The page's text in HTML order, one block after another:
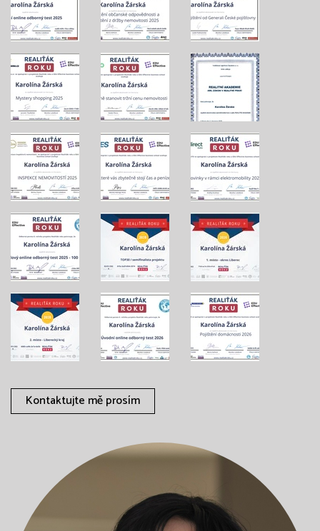
Kontaktujte mě prosím